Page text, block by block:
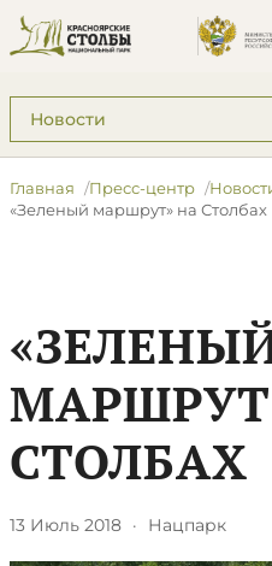
Подразделы: Пресс-центр
Главная Пресс-центр
«Зеленый маршрут» на Столбах
СТОЛБАХ
13 Июль 2018 · Нацпарк